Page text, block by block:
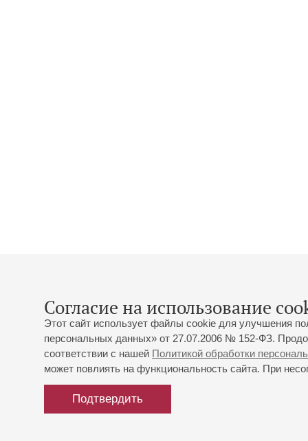
Согласие на использование
Этот сайт использует файлы cookie для улучшения
персональных данных» от 27.07.2006 № 152-ФЗ.
соответствии с нашей Политикой обработки
может повлиять на функциональность сайта. При
Подтвердить